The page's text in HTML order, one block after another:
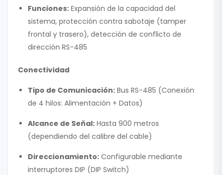
Funciones: Expansión de la capacidad del
sistema, protección contra sabotaje (tamper
frontal y trasero), detección de conflicto de
dirección RS-485
Conectividad
Tipo de Comunicación: Bus RS-485 (Conexión
de 4 hilos: Alimentación + Datos)
Alcance de Señal: Hasta 900 metros
(dependiendo del calibre del cable)
Direccionamiento: Configurable mediante
interruptores DIP (DIP Switch)